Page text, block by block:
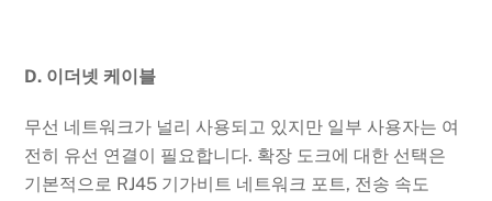
D. 이더넷 케이블
무선 네트워크가 널리 사용되고 있지만 일부 사용자는 여
전히 유선 연결이 필요합니다. 확장 도크에 대한 선택은
기본적으로 RJ45 기가비트 네트워크 포트, 전송 속도